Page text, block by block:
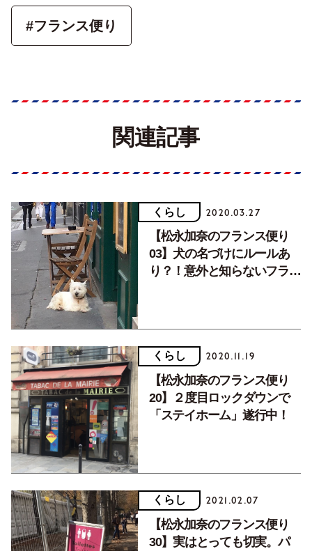
#フランス便り
関連記事
くらし 2020.03.27
【松永加奈のフランス便り
03】犬の名づけにルールあ
り？！意外と知らないフラン
くらし 2020.11.19
【松永加奈のフランス便り
20】２度目ロックダウンで
「ステイホーム」遂行中！
くらし 2021.02.07
【松永加奈のフランス便り
30】実はとっても切実。パ